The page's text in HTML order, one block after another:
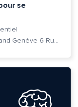
se
Cité des Métiers du Grand Genève 6 Rue Prévost-Martin 1205 Genève